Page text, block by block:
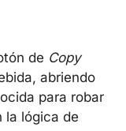
de Copy
abriendo
para robar
la lógica de